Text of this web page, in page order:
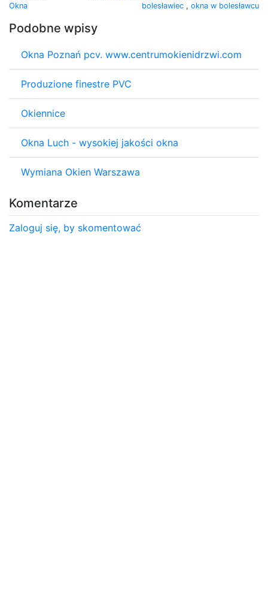
Okna
bolesławiec , okna w bolesławcu
Podobne wpisy
Okna Poznań pcv. www.centrumokienidrzwi.com
Produzione finestre PVC
Okiennice
Okna Luch - wysokiej jakości okna
Wymiana Okien Warszawa
Komentarze
Zaloguj się, by skomentować